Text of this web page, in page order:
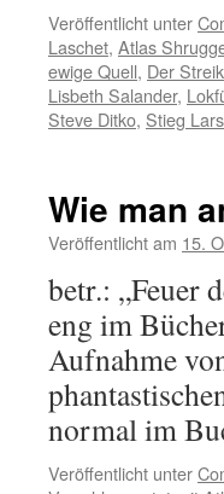
Veröffentlicht unter
Laschet, Atlas
ewige Quell, Der Streik
Lisbeth Salander,
Steve Ditko, Stieg
Wie man
Veröffentlicht am 15.
betr.: „Feuer
eng im
Aufnahme
normal im
Veröffentlicht unter